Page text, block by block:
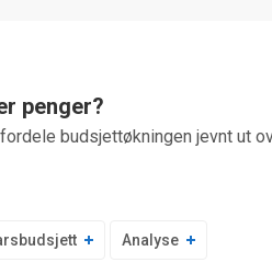
penger?
budsjettøkningen jevnt ut
Analyse